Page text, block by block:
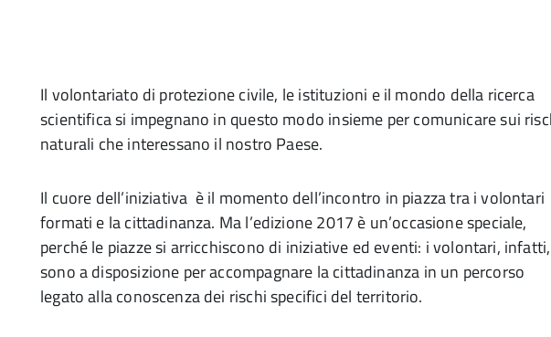
Il volontariato di protezione civile, le istituzioni e il mondo della ricerca
scientifica si impegnano in questo modo insieme per comunicare sui
naturali che interessano il nostro Paese.
Il cuore dell’iniziativa è il momento dell’incontro in piazza tra i volontari
formati e la cittadinanza. Ma l’edizione 2017 è un’occasione speciale,
perché le piazze si arricchiscono di iniziative ed eventi: i volontari, infatti,
sono a disposizione per accompagnare la cittadinanza in un percorso
legato alla conoscenza dei rischi specifici del territorio.